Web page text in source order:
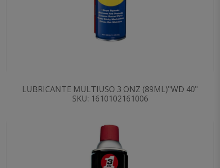
LUBRICANTE MULTIUSO 3 ONZ (89ML)"WD 40"
SKU: 1610102161006